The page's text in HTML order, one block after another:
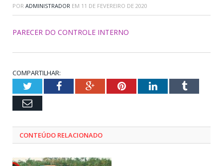
POR ADMINISTRADOR EM 11 DE FEVEREIRO DE 2020
PARECER DO CONTROLE INTERNO
COMPARTILHAR:
TwitterFacebookGoogle+PinterestLinkedInTumblr
Email
CONTEÚDO RELACIONADO